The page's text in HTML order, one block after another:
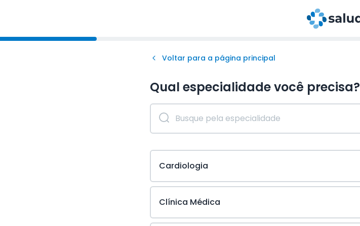
Voltar para a página principal
Qual especialidade você precisa?
Cardiologia
Clínica Médica